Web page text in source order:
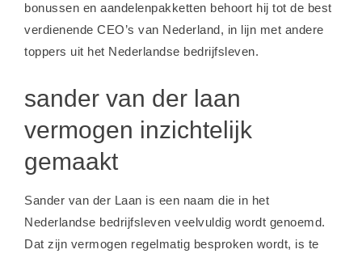
bonussen en aandelenpakketten behoort hij tot de best
verdienende CEO’s van Nederland, in lijn met andere
toppers uit het Nederlandse bedrijfsleven.
sander van der laan
vermogen inzichtelijk
gemaakt
Sander van der Laan is een naam die in het
Nederlandse bedrijfsleven veelvuldig wordt genoemd.
Dat zijn vermogen regelmatig besproken wordt, is te